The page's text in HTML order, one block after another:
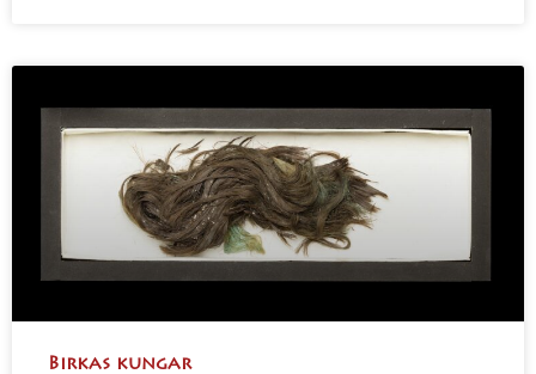
Birkas kungar